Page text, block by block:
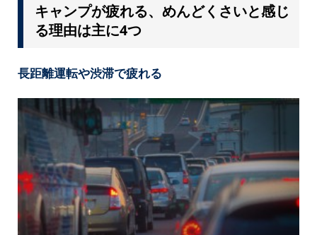
キャンプが疲れる、めんどくさいと感じ
る理由は主に4つ
長距離運転や渋滞で疲れる